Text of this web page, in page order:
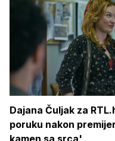
Dajana Čuljak za
poruku nakon